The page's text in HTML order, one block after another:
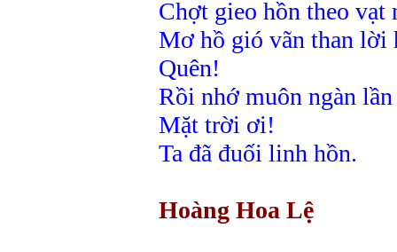
Chợt gieo hồn theo vạt
Mơ hồ gió vãn than lời
Quên!
Rồi nhớ muôn ngàn
Mặt trời ơi!
Ta đã đuối linh hồn.
Hoàng Hoa Lệ